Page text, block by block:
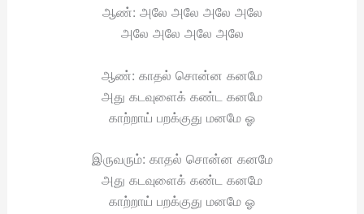
ஆண்: அலே அலே அலே அலே
அலே அலே அலே அலே
ஆண்: காதல் சொன்ன கனமே
அது கடவுளைக் கண்ட கனமே
காற்றாய் பறக்குது மனமே ஓ
இருவரும்: காதல் சொன்ன கனமே
அது கடவுளைக் கண்ட கனமே
காற்றாய் பறக்குது மனமே ஓ